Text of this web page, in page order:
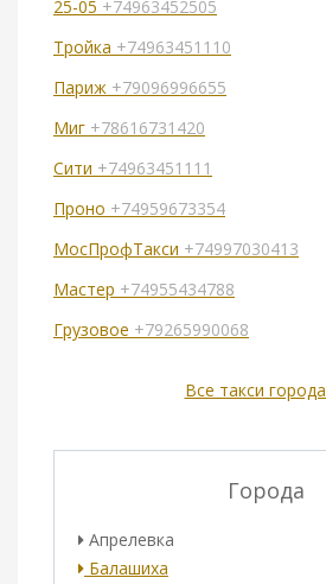
25-05 +74963452505
Тройка +74963451110
Париж +79096996655
Миг +78616731420
Сити +74963451111
Проно +74959673354
МосПрофТакси +74997030413
Мастер +74955434788
Грузовое +79265990068
Все такси города
Города
Апрелевка
Балашиха